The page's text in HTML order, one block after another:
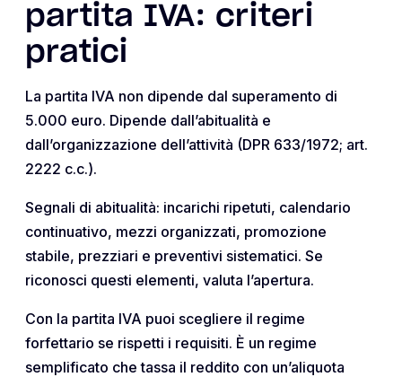
partita IVA: criteri
pratici
La partita IVA non dipende dal superamento di
5.000 euro. Dipende dall’abitualità e
dall’organizzazione dell’attività (DPR 633/1972; art.
2222 c.c.).
Segnali di abitualità: incarichi ripetuti, calendario
continuativo, mezzi organizzati, promozione
stabile, prezziari e preventivi sistematici. Se
riconosci questi elementi, valuta l’apertura.
Con la partita IVA puoi scegliere il regime
forfettario se rispetti i requisiti. È un regime
semplificato che tassa il reddito con un’aliquota